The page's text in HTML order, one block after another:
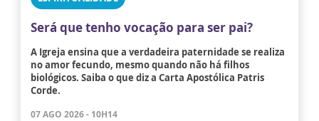
Será que tenho vocação para ser pai?
A Igreja ensina que a verdadeira paternidade se realiza
no amor fecundo, mesmo quando não há filhos
biológicos. Saiba o que diz a Carta Apostólica Patris
Corde.
07 AGO 2026 - 10H14